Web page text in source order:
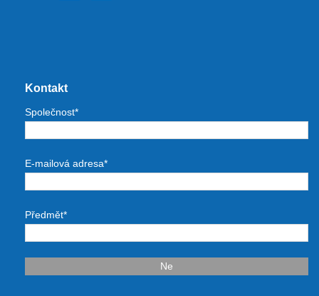
Kontakt
Společnost*
E-mailová adresa*
Předmět*
Ne